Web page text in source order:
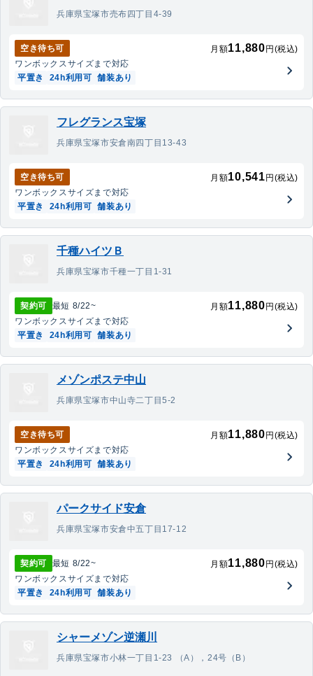
兵庫県宝塚市売布四丁目4-39
空き待ち可 月額11,880 円(税込)
ワンボックスサイズまで対応
平置き
24h利用可 舗装あり
フレグランス宝塚
兵庫県宝塚市安倉南四丁目13-43
空き待ち可 月額10,541 円(税込)
ワンボックスサイズまで対応
平置き
24h利用可 舗装あり
千種ハイツＢ
兵庫県宝塚市千種一丁目1-31
契約可 最短 8/22~ 月額11,880 円(税込)
ワンボックスサイズまで対応
平置き
24h利用可 舗装あり
メゾンポステ中山
兵庫県宝塚市中山寺二丁目5-2
空き待ち可 月額11,880 円(税込)
ワンボックスサイズまで対応
平置き
24h利用可 舗装あり
パークサイド安倉
兵庫県宝塚市安倉中五丁目17-12
契約可 最短 8/22~ 月額11,880 円(税込)
ワンボックスサイズまで対応
平置き
24h利用可 舗装あり
シャーメゾン逆瀬川
兵庫県宝塚市小林一丁目1-23 （A），24号（B）